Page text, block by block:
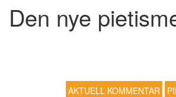
Den nye
AKTUELL KOMMENTAR